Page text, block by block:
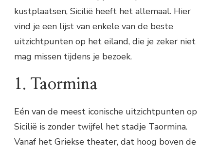
kustplaatsen, Sicilië heeft het allemaal. Hier
vind je een lijst van enkele van de beste
uitzichtpunten op het eiland, die je zeker niet
mag missen tijdens je bezoek.
1. Taormina
Eén van de meest iconische uitzichtpunten op
Sicilië is zonder twijfel het stadje Taormina.
Vanaf het Griekse theater, dat hoog boven de